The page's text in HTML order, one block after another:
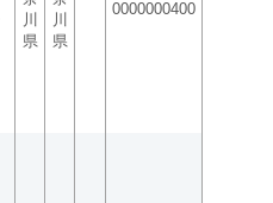
川
県
川
県
0000000400